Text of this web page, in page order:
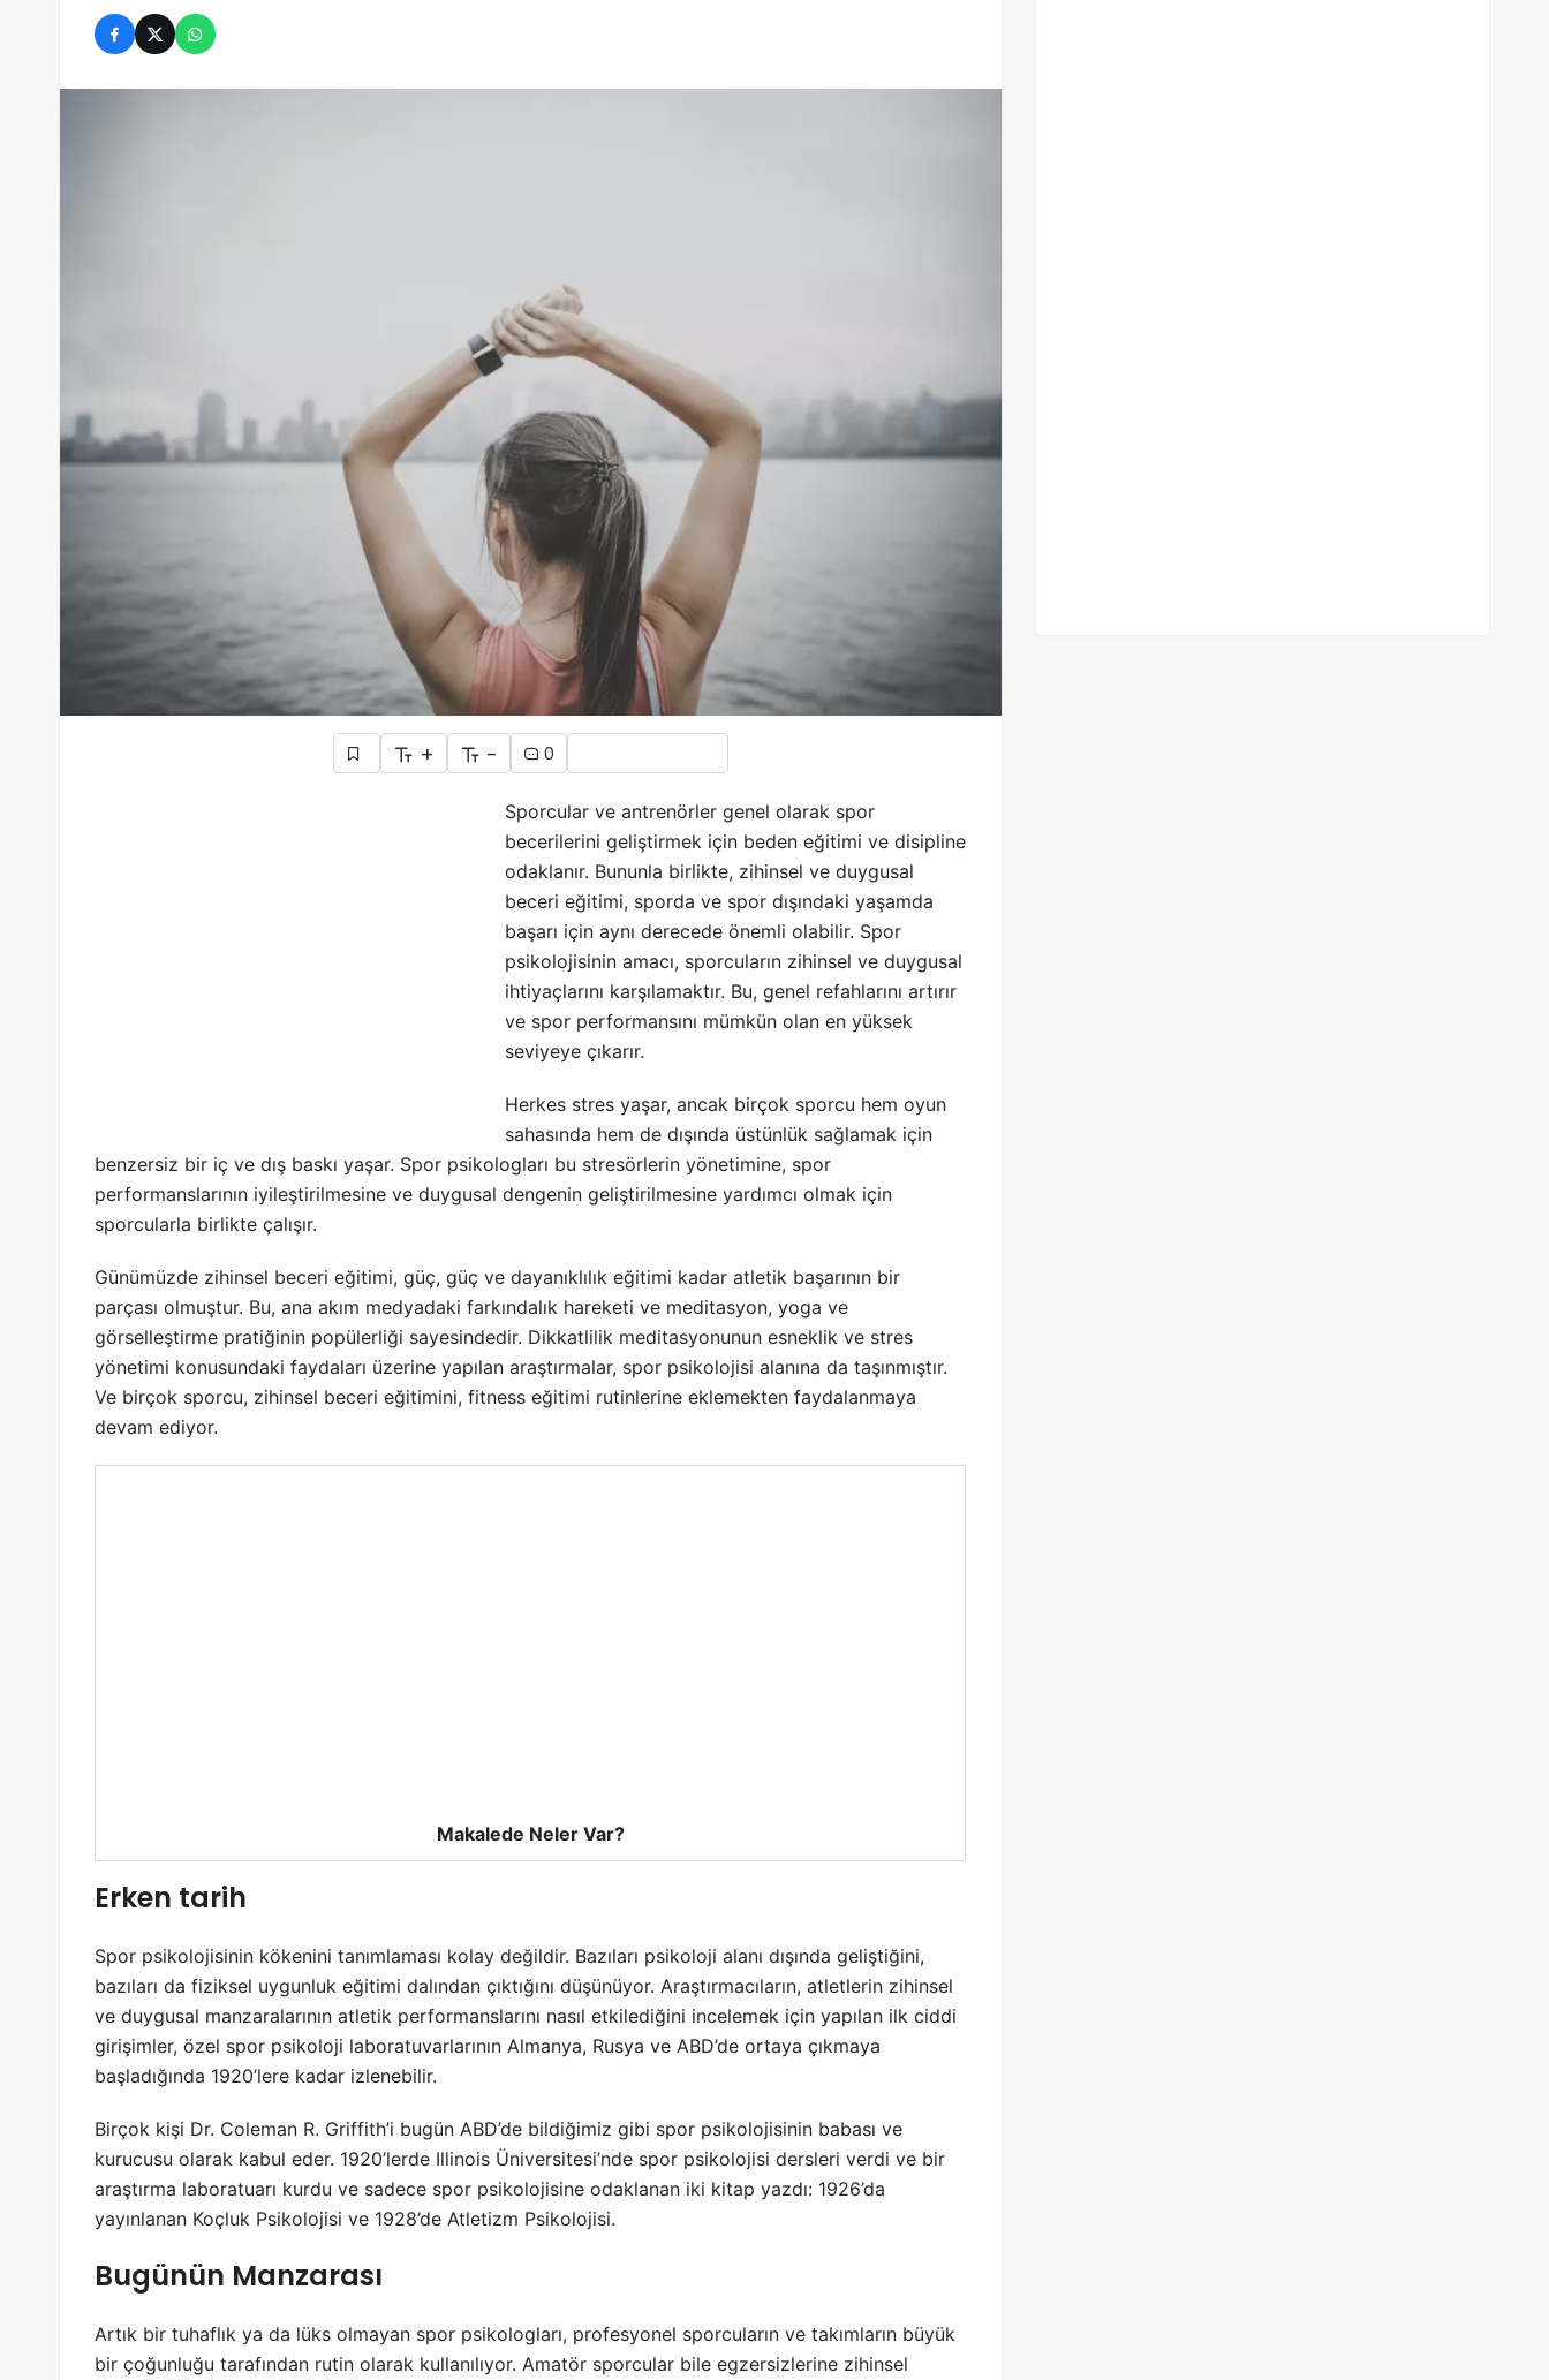
+ - 0
Sporcular ve antrenörler genel olarak spor
becerilerini geliştirmek için beden eğitimi ve disipline
odaklanır. Bununla birlikte, zihinsel ve duygusal
beceri eğitimi, sporda ve spor dışındaki yaşamda
başarı için aynı derecede önemli olabilir. Spor
psikolojisinin amacı, sporcuların zihinsel ve duygusal
ihtiyaçlarını karşılamaktır. Bu, genel refahlarını artırır
ve spor performansını mümkün olan en yüksek
seviyeye çıkarır.
Herkes stres yaşar, ancak birçok sporcu hem oyun
sahasında hem de dışında üstünlük sağlamak için
benzersiz bir iç ve dış baskı yaşar. Spor psikologları bu stresörlerin yönetimine, spor
performanslarının iyileştirilmesine ve duygusal dengenin geliştirilmesine yardımcı olmak için
sporcularla birlikte çalışır.
Günümüzde zihinsel beceri eğitimi, güç, güç ve dayanıklılık eğitimi kadar atletik başarının bir
parçası olmuştur. Bu, ana akım medyadaki farkındalık hareketi ve meditasyon, yoga ve
görselleştirme pratiğinin popülerliği sayesindedir. Dikkatlilik meditasyonunun esneklik ve stres
yönetimi konusundaki faydaları üzerine yapılan araştırmalar, spor psikolojisi alanına da taşınmıştır.
Ve birçok sporcu, zihinsel beceri eğitimini, fitness eğitimi rutinlerine eklemekten faydalanmaya
devam ediyor.
Makalede Neler Var?
Erken tarih
Spor psikolojisinin kökenini tanımlaması kolay değildir. Bazıları psikoloji alanı dışında geliştiğini,
bazıları da fiziksel uygunluk eğitimi dalından çıktığını düşünüyor. Araştırmacıların, atletlerin zihinsel
ve duygusal manzaralarının atletik performanslarını nasıl etkilediğini incelemek için yapılan ilk ciddi
girişimler, özel spor psikoloji laboratuvarlarının Almanya, Rusya ve ABD’de ortaya çıkmaya
başladığında 1920’lere kadar izlenebilir.
Birçok kişi Dr. Coleman R. Griffith’i bugün ABD’de bildiğimiz gibi spor psikolojisinin babası ve
kurucusu olarak kabul eder. 1920’lerde Illinois Üniversitesi’nde spor psikolojisi dersleri verdi ve bir
araştırma laboratuarı kurdu ve sadece spor psikolojisine odaklanan iki kitap yazdı: 1926’da
yayınlanan Koçluk Psikolojisi ve 1928’de Atletizm Psikolojisi.
Bugünün Manzarası
Artık bir tuhaflık ya da lüks olmayan spor psikologları, profesyonel sporcuların ve takımların büyük
bir çoğunluğu tarafından rutin olarak kullanılıyor. Amatör sporcular bile egzersizlerine zihinsel